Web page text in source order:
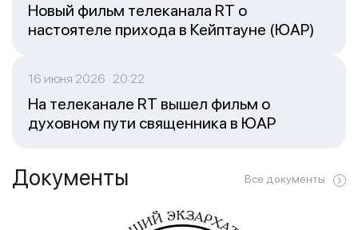
Новый фильм телеканала RT о
настоятеле прихода в Кейптауне (ЮАР)
16 июня 2026 20:22
На телеканале RT вышел фильм о
духовном пути священника в ЮАР
Документы Все документы